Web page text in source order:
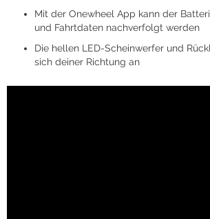
Mit der Onewheel App kann der
und Fahrtdaten nachverfolgt werden
Die hellen LED-Scheinwerfer und
sich deiner Richtung an